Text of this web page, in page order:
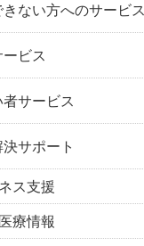
ない方へのサービス
ビス
サービス
サポート
ス支援
療情報